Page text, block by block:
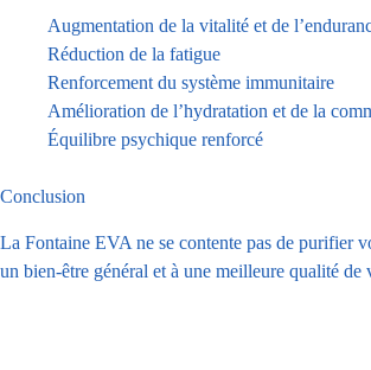
Augmentation de la vitalité et de
Réduction de la fatigue
Renforcement du système immunitaire
Amélioration de l’hydratation et de la
Équilibre psychique renforcé
Conclusion
La Fontaine EVA ne se contente pas de purifier
un bien-être général et à une meilleure qualité de